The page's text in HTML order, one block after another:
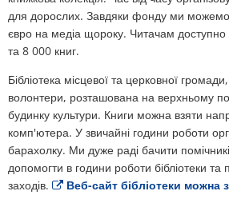
План дій
Заходи з
Проекти
Звертайтеся
для дорослих. Завдяки фонду ми
євро на медіа щороку. Читачам доступно
та 8 000 книг.
Бібліотека місцевої та церковної
волонтери, розташована на верхньому
будинку культури. Книги можна взяти
комп'ютера. У звичайні години роботи
барахолку. Ми дуже раді бачити
допомогти в години роботи бібліотеки та
заходів.
Веб-сайт бібліотеки можна